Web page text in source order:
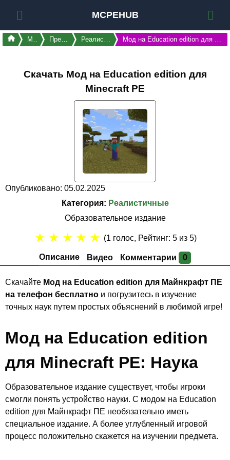
MCPEHUB
Моды Предметы Реалистичные Мод на Education edition для Майнкрафт ПЕ
Скачать Мод на Education edition для
Minecraft PE
Опубликовано: 05.02.2025
Категория: Реалистичные
Образовательное издание
Описание Видео Комментарии 0
★ ★ ★ ★ ★ (1 голос, Рейтинг:5 из 5)
Скачайте Мод на Education edition для Майнкрафт ПЕ
на телефон бесплатно и погрузитесь в изучение
точных наук путем простых объяснений в любимой игре!
Мод на Education edition
для Minecraft PE: Наука
Образовательное издание существует, чтобы игроки
смогли понять устройство науки. С модом на Education
edition для Майнкрафт ПЕ необязательно иметь
специальное издание. А более углубленный игровой
процесс положительно скажется на изучении предмета.